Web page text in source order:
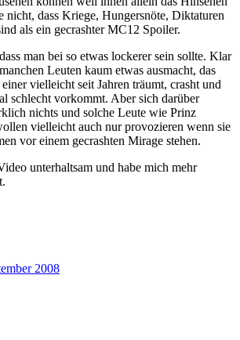
nicht, dass Kriege, Hungersnöte, Diktaturen
als ein gecrashter MC12 Spoiler.
man bei so etwas lockerer sein sollte. Klar
Leuten kaum etwas ausmacht, das
vielleicht seit Jahren träumt, crasht und
schlecht vorkommt. Aber sich darüber
nichts und solche Leute wie Prinz
vielleicht auch nur provozieren wenn sie
vor einem gecrashten Mirage stehen.
unterhaltsam und habe mich mehr
2008